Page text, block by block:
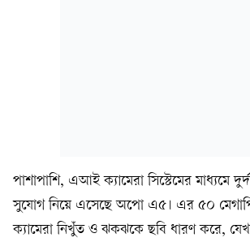
পাশাপাশি, এআই ক্যামেরা সিস্টেমের মাধ্যমে
সুযোগ নিয়ে এসেছে অপো এ৫। এর ৫০
ক্যামেরা নিখুঁত ও ঝকঝকে ছবি ধারণ করে,